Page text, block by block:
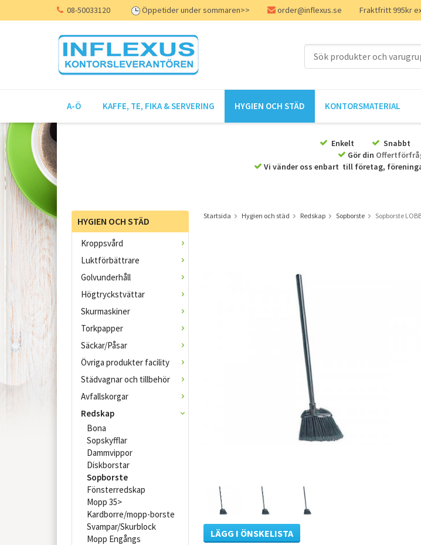
08-50033120 Öppetider under sommaren>> order@inflexus.se Fraktfritt 995kr
A-Ö KAFFE, TE, FIKA & SERVERING HYGIEN OCH STÄD KONTORSMATERIAL
Enkelt Snabbt
Gör din
Vi vänder oss enbart till företag,
HYGIEN OCH STÄD
Kroppsvård
Luktförbättrare
Golvunderhåll
Högtryckstvättar
Skurmaskiner
Torkpapper
Säckar/Påsar
Övriga produkter facility
Städvagnar och tillbehör
Avfallskorgar
Redskap
Bona
Sopskyfflar
Dammvippor
Diskborstar
Sopborste
Fönsterredskap
Mopp 35>
Kardborre/mopp-borste
Svampar/Skurblock
Mopp Engångs
Startsida Hygien och städ Redskap Sopborste Sopborste
LÄGG I ÖNSKELISTA